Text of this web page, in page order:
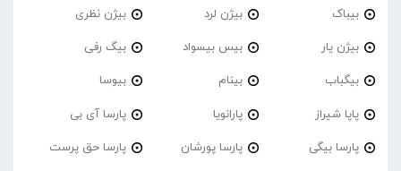
بیباک بیژن لرد بیژن نظری
بیژن یار بیس بیسواد بیگ رفی
بیگباب بینام بیوسا
پاپا شیراز پارانویا پارسا آی بی
پارسا بیگی پارسا پورشان پارسا حق پرست